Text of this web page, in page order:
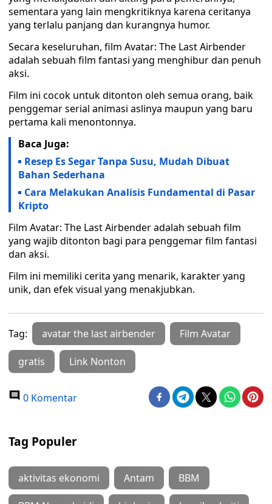
sementara yang lain mengkritiknya karena ceritanya
yang terlalu panjang dan kurangnya humor.
Secara keseluruhan, film Avatar: The Last Airbender
adalah sebuah film fantasi yang menghibur dan penuh
aksi.
Film ini cocok untuk ditonton oleh semua orang, baik
penggemar serial animasi aslinya maupun yang baru
pertama kali menontonnya.
Baca Juga:
Resep Es Segar Tanpa Susu, Mudah Dibuat
Bahan Sederhana
Cara Melakukan Analisis Fundamental di Pasar
Kripto
Film Avatar: The Last Airbender adalah sebuah film
yang wajib ditonton bagi para penggemar film fantasi
dan aksi.
Film ini memiliki cerita yang menarik, karakter yang
unik, dan efek visual yang menakjubkan.
Tag: avatar the last airbender Film Avatar
gratis Link Nonton
0 Komentar
Tag Populer
aktivitas ekonomi Antam BBM